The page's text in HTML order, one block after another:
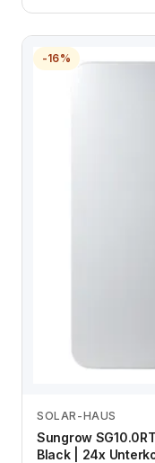
-16%
SOLAR-HAUS
Sungrow
Black | 24x